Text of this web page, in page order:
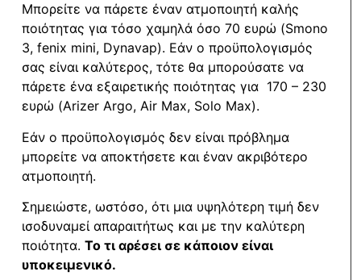
Μπορείτε να πάρετε έναν ατμοποιητή καλής
ποιότητας για τόσο χαμηλά όσο 70 ευρώ (Smono
3, fenix mini, Dynavap). Εάν ο προϋπολογισμός
σας είναι καλύτερος, τότε θα μπορούσατε να
πάρετε ένα εξαιρετικής ποιότητας για 170 – 230
ευρώ (Arizer Argo, Air Max, Solo Max).
Εάν ο προϋπολογισμός δεν είναι πρόβλημα
μπορείτε να αποκτήσετε και έναν ακριβότερο
ατμοποιητή.
Σημειώστε, ωστόσο, ότι μια υψηλότερη τιμή δεν
ισοδυναμεί απαραιτήτως και με την καλύτερη
ποιότητα. Το τι αρέσει σε κάποιον είναι
υποκειμενικό.